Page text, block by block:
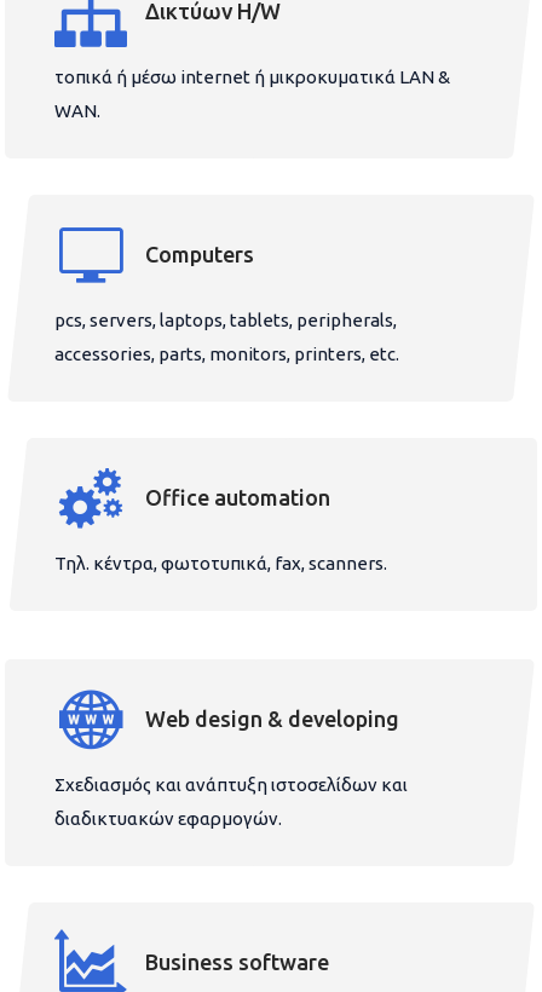
Δικτύων H/W
τοπικά ή μέσω internet ή μικροκυματικά LAN &
WAN.
Computers
pcs, servers, laptops, tablets, peripherals,
accessories, parts, monitors, printers, etc.
Office automation
Τηλ. κέντρα, φωτοτυπικά, fax, scanners.
Web design & developing
Σχεδιασμός και ανάπτυξη ιστοσελίδων και
διαδικτυακών εφαρμογών.
Business software